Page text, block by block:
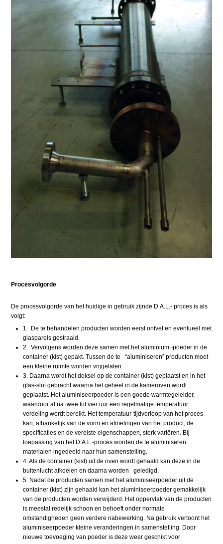
Procesvolgorde
De procesvolgorde van het huidige in gebruik zijnde D.A.L.- proces is als
volgt:
1. De te behandelen producten worden eerst ontvet en eventueel met
glasparels gestraald.
2. Vervolgens worden deze samen met het aluminium¬poeder in de
container (kist) gepakt. Tussen de te “aluminiseren” producten moet
een kleine ruimte worden vrijgelaten.
3. Daarna wordt het deksel op de container (kist) geplaatst en in het
glas-slot gebracht waarna het geheel in de kameroven wordt
geplaatst. Het aluminiseerpoeder is een goede warmtegeleider,
waardoor al na twee tot vier uur een regelmatige temperatuur
verdeling wordt bereikt. Het temperatuur-tijdverloop van het proces
kan, afhankelijk van de vorm en afmetingen van het product, de
specificaties en de vereiste eigenschappen, sterk variëren. Bij
toepassing van het D.A.L.-proces worden de te aluminiseren
materialen ingedeeld naar hun samenstelling.
4. Als de container (kist) uit de oven wordt gehaald kan deze in de
buitenlucht afkoelen en daarna worden geledigd.
5. Nadat de producten samen met het aluminiseerpoeder uit de
container (kist) zijn gehaald kan het aluminiseerpoeder gemakkelijk
van de producten worden verwijderd. Het oppervlak van de producten
is meestal redelijk schoon en behoeft onder normale
omstandigheden geen verdere nabewerking. Na gebruik vertoont het
aluminiseerpoeder kleine veranderingen in samenstelling. Door
nieuwe toevoeging van poeder is deze weer geschikt voor